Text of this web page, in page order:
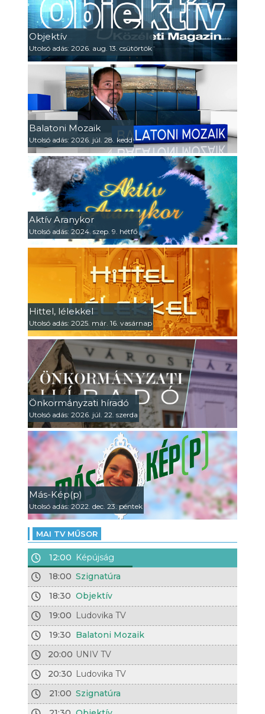
Objektív
Utolsó adás: 2026. aug. 13. csütörtök
Balatoni Mozaik
Utolsó adás: 2026. júl. 28. kedd
Aktív Aranykor
Utolsó adás: 2024. szep. 9. hétfő
Hittel, lélekkel
Utolsó adás: 2025. már. 16. vasárnap
Önkormányzati híradó
Utolsó adás: 2026. júl. 22. szerda
Más-Kép(p)
Utolsó adás: 2022. dec. 23. péntek
MAI TV MŰSOR
12:00 Képújság
18:00 Szignatúra
18:30 Objektív
19:00 Ludovika TV
19:30 Balatoni Mozaik
20:00 UNIV TV
20:30 Ludovika TV
21:00 Szignatúra